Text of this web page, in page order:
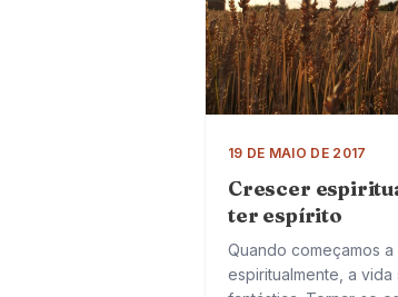
19 DE MAIO DE 2017
Crescer
ter espírito
Quando começamos
espiritualmente, a vida